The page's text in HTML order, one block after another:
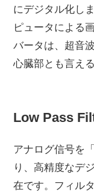
にデジタル化し
ピュータによる
バータは、超音
心臓部とも言え
Low Pass
アナログ信号を
り、高精度なデ
在です。フィル